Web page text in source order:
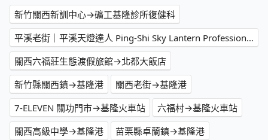
新竹關西新訓中心→礦工基隆診所復健科
平溪老街｜平溪天燈達人 Ping-Shi Sky Lantern Professional→海科館-海洋科學廳
關西六福莊生態渡假旅館→北都大飯店
新竹縣關西鎮→基隆港
關西老街→基隆港
7-ELEVEN 關功門市→基隆火車站
六福村→基隆火車站
關西高級中學→基隆港
苗栗縣卓蘭鎮→基隆港